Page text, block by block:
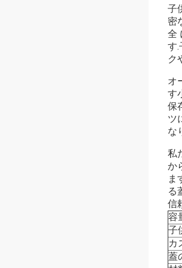
子
密
全
す.
ク
オ
す
保
ツ
な
私
か
ま
る
信
容
子
カ
蓋